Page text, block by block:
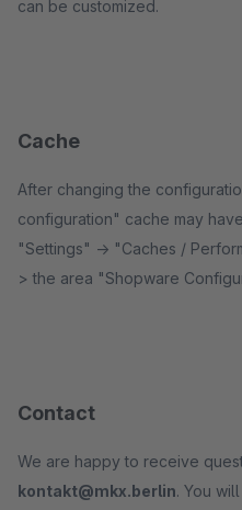
can be customized.
Cache
After changing the
configuration" cache may
"Settings" -> "Caches /
> the area "Shopware
Contact
We are happy to receive
kontakt@mkx.berlin. You